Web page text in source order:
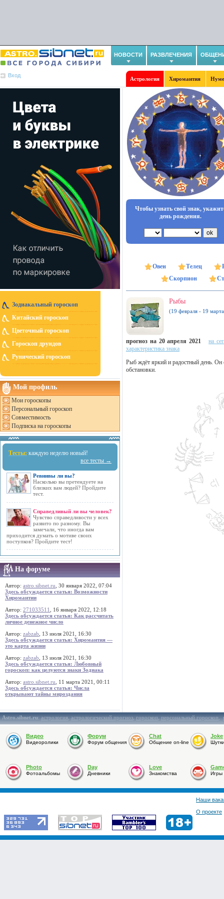
НОВОСТИ РАЗВЛЕЧЕНИЯ
Вход
Астрология Хиромантия
Зодиакальный гороскоп
Китайский гороскоп
Цветочный гороскоп
Гороскоп друидов
Рунический гороскоп
Мой профиль
Мои гороскопы
Персональный гороскоп
Совместимость
Подписка на гороскопы
Тесты: каждую неделю новый!
все тесты →
Ревнивы ли вы?
Насколько вы претендуете на
близких вам людей? Пройдите
тест.
Справедливый ли вы человек?
Чувство справедливости у всех
развито по разному. Вы
замечали, что иногда вам
приходится думать о мотиве своих
поступков? Пройдите тест!
На форуме
Автор: astro.sibnet.ru , 30 января 2022, 07:04
Здесь обсуждается статья: Возможности
Хиромантии
Автор: 271033511
, 16 января 2022, 12:18
Здесь обсуждается статья: Как рассчитать
личное денежное число
Автор: zabzab , 13 июля 2021, 16:30
Здесь обсуждается статья: Хиромантия —
это карта жизни
Автор: zabzab , 13 июля 2021, 16:30
Здесь обсуждается статья: Любовный
гороскоп: как целуются знаки Зодиака
Автор: astro.sibnet.ru , 11 марта 2021, 00:11
Здесь обсуждается статья: Числа
открывают тайны мироздания
Чтобы узнать свой знак,
день рождения.
Овен Телец
Скорпион
Рыбы
(19 февраля - 19
прогноз на 20 апреля 2021
на
характеристика знака
Рыб ждёт яркий и радостный день.
обстановки.
Astro.sibnet.ru:астрология,астрологический прогноз,гороскоп,персональный гороскоп,
Видео
Видеоролики
Форум
Форум общения
Chat
Общение on-line
Joke
Photo
Фотоальбомы
Day
Дневники
Love
Знакомства Игры
Наши
О проекте